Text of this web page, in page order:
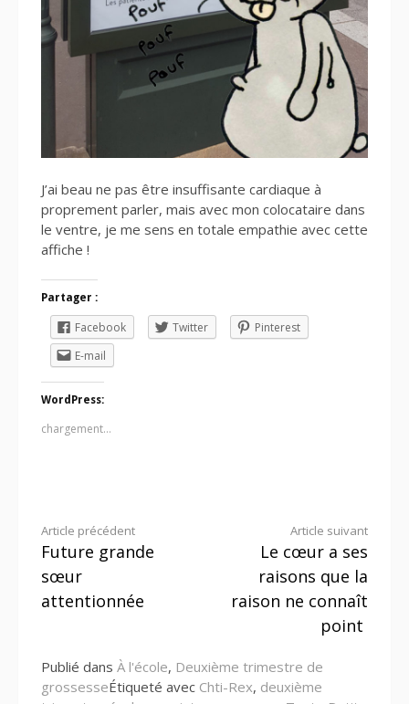
J’ai beau ne pas être insuffisante cardiaque à
proprement parler, mais avec mon colocataire dans
le ventre, je me sens en totale empathie avec cette
affiche !
Partager :
Facebook Twitter
Pinterest
E-mail
WordPress:
chargement…
Lire
la
suite
Article précédent
Future grande
sœur
attentionnée
Article suivant
Le cœur a ses
raisons que la
raison ne connaît
point
Publié dans À l'école, Deuxième trimestre de
grossesseÉtiqueté avec Chti-Rex, deuxième